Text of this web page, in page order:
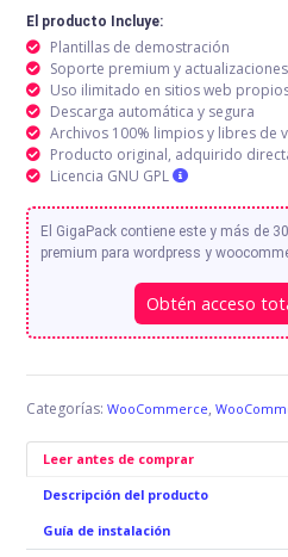
El producto Incluye:
Plantillas de demostración
Soporte premium y
Uso ilimitado en sitios web
Descarga automática y segura
Archivos 100% limpios y libres de
Producto original, adquirido
Licencia GNU GPL
El GigaPack contiene este y más de
premium para wordpress y
Obtén acceso
Categorías:WooCommerce,
Leer antes de comprar
Descripción del producto
Guía de instalación